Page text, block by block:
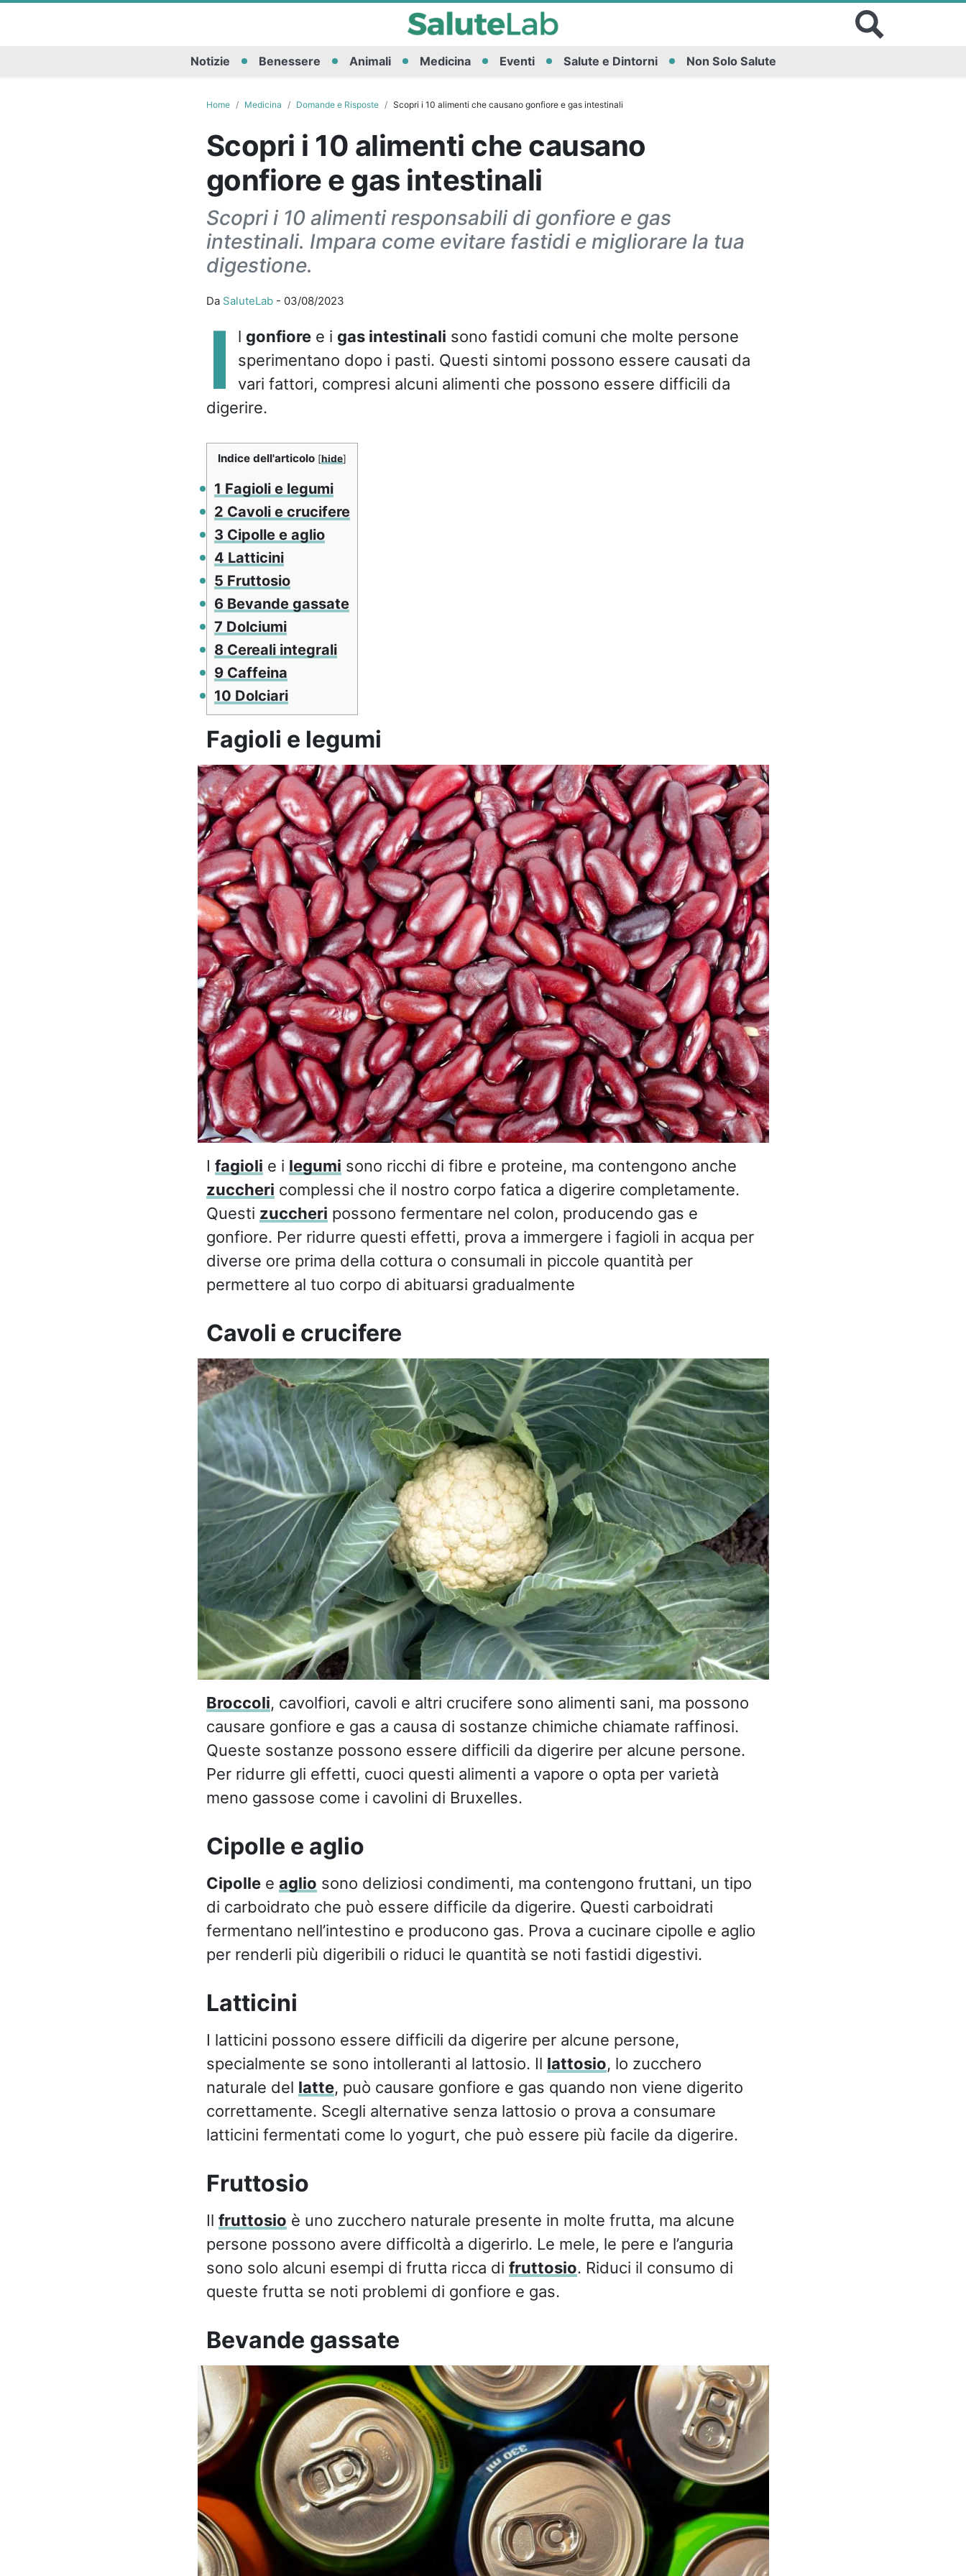
Notizie Benessere Animali Medicina Eventi Salute e Dintorni Non Solo Salute
Home Medicina Domande e Risposte Scopri i 10 alimenti che causano gonfiore e gas intestinali
Scopri i 10 alimenti che causano
gonfiore e gas intestinali
Scopri i 10 alimenti responsabili di gonfiore e gas
intestinali. Impara come evitare fastidi e migliorare la tua
digestione.
Da SaluteLab- 03/08/2023
I l gonfioree i gas intestinali sono fastidi comuni che molte persone
sperimentano dopo i pasti. Questi sintomi possono essere causati da
vari fattori, compresi alcuni alimenti che possono essere difficili da
digerire.
Indice dell'articolo [hide]
1 Fagioli e legumi
2 Cavoli e crucifere
3 Cipolle e aglio
4 Latticini
5 Fruttosio
6Bevande gassate
7 Dolciumi
8Cereali integrali
9Caffeina
10 Dolciari
Fagioli e legumi
I fagioli e i legumi sono ricchi di fibre e proteine, ma contengono anche
zuccheri complessi che il nostro corpo fatica a digerire completamente.
Questi zuccheri possono fermentare nel colon, producendo gas e
gonfiore. Per ridurre questi effetti, prova a immergere i fagioli in acqua per
diverse ore prima della cottura o consumali in piccole quantità per
permettere al tuo corpo di abituarsi gradualmente
Cavoli e crucifere
Broccoli, cavolfiori, cavoli e altri crucifere sono alimenti sani, ma possono
causare gonfiore e gas a causa di sostanze chimiche chiamate raffinosi.
Queste sostanze possono essere difficili da digerire per alcune persone.
Per ridurre gli effetti, cuoci questi alimenti a vapore o opta per varietà
meno gassose come i cavolini di Bruxelles.
Cipolle e aglio
Cipollee aglio sono deliziosi condimenti, ma contengono fruttani, un tipo
di carboidrato che può essere difficile da digerire. Questi carboidrati
fermentano nell’intestino e producono gas. Prova a cucinare cipolle e aglio
per renderli più digeribili o riduci le quantità se noti fastidi digestivi.
Latticini
I latticini possono essere difficili da digerire per alcune persone,
specialmente se sono intolleranti al lattosio. Il lattosio, lo zucchero
naturale del latte, può causare gonfiore e gas quando non viene digerito
correttamente. Scegli alternative senza lattosio o prova a consumare
latticini fermentati come lo yogurt, che può essere più facile da digerire.
Fruttosio
Il fruttosio è uno zucchero naturale presente in molte frutta, ma alcune
persone possono avere difficoltà a digerirlo. Le mele, le pere e l’anguria
sono solo alcuni esempi di frutta ricca di fruttosio. Riduci il consumo di
queste frutta se noti problemi di gonfiore e gas.
Bevande gassate